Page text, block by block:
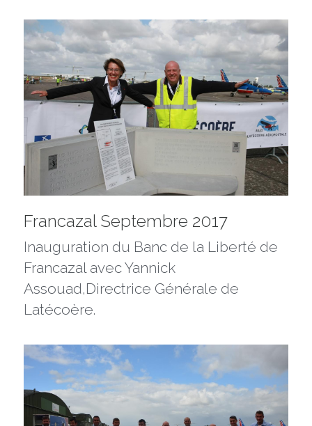
Francazal Septembre 2017
Inauguration du Banc de la Liberté de
Francazal avec Yannick
Assouad,Directrice Générale de
Latécoère.